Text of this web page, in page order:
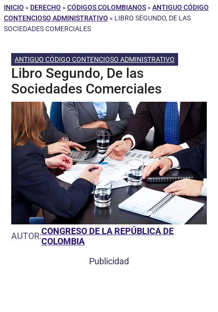
INICIO » DERECHO » CÓDIGOS COLOMBIANOS » ANTIGUO CÓDIGO
CONTENCIOSO ADMINISTRATIVO » LIBRO SEGUNDO, DE LAS
SOCIEDADES COMERCIALES
ANTIGUO CÓDIGO CONTENCIOSO ADMINISTRATIVO
Libro Segundo, De las
Sociedades Comerciales
AUTOR:CONGRESO DE LA REPÚBLICA DE
COLOMBIA
Publicidad